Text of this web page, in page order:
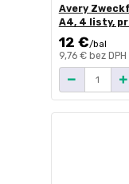
Avery
A4, 4 listy,
12 €/bal
9,76 € bez DPH